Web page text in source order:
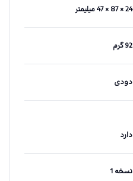
24 × 87 × 47 میلیمتر
92 گرم
دودی
دارد
نسخه 1